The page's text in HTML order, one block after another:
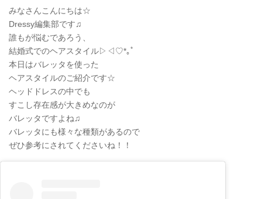
みなさんこんにちは☆
Dressy編集部です♫
誰もが悩むであろう、
結婚式でのヘアスタイル▷◁♡*｡ﾟ
本日はバレッタを使った
ヘアスタイルのご紹介です☆
ヘッドドレスの中でも
すこし存在感が大きめなのが
バレッタですよね♫
バレッタにも様々な種類があるので
ぜひ参考にされてくださいね！！